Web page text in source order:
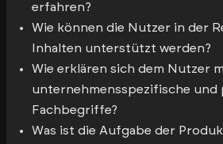
erfahren?
Wie können die Nutzer in der
Inhalten unterstützt werden?
Wie erklären sich dem Nutzer
unternehmensspezifische
Fachbegriffe?
Was ist die Aufgabe der